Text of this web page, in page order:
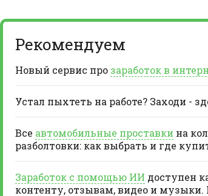
Рекомендуем
Новый сервис про заработок в
Устал пыхтеть на работе? Заходи -
Все автомобильные проставки на
разболтовки: как выбрать и где
Заработок с помощью ИИ доступен
контенту, отзывам, видео и